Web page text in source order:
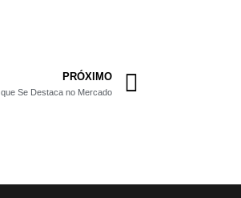
PRÓXIMO
Se Destaca no Mercado